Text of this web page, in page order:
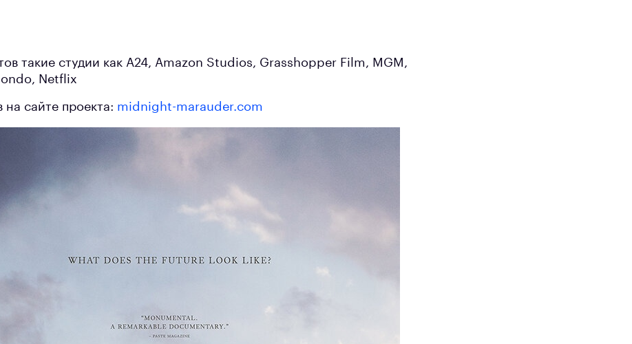
такие студии как A24, Amazon Studios, Grasshopper Film, MGM,
Netflix
на сайте проекта: midnight-marauder.com